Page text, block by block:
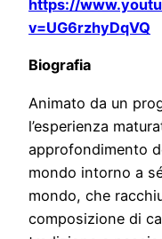
https://
v=UG6rzhyDqVQ
Biografia
Animato da un
l’esperienza
approfondimento
mondo intorno a
mondo, che
composizione di